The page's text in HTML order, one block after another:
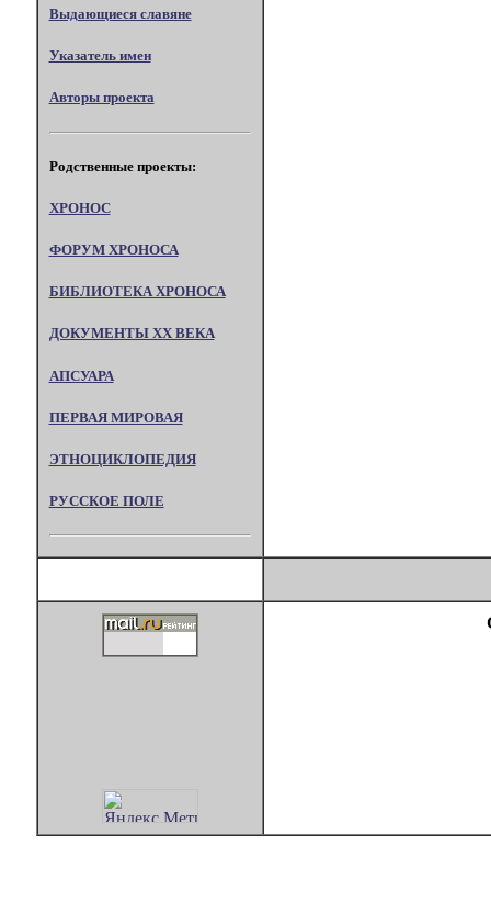
Выдающиеся славяне
Указатель имен
Авторы проекта
Родственные проекты:
ХРОНОС
ФОРУМ ХРОНОСА
БИБЛИОТЕКА ХРОНОСА
ДОКУМЕНТЫ XX ВЕКА
АПСУАРА
ПЕРВАЯ МИРОВАЯ
ЭТНОЦИКЛОПЕДИЯ
РУССКОЕ ПОЛЕ